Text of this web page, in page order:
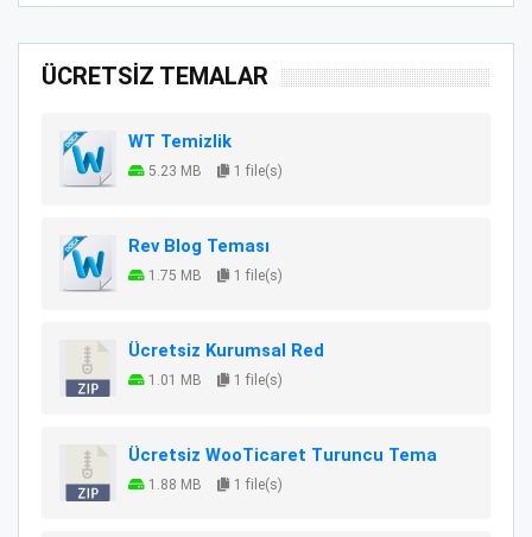
ÜCRETSİZ TEMALAR
WT Temizlik
5.23 MB 1 file(s)
Rev Blog Teması
1.75 MB 1 file(s)
Ücretsiz Kurumsal Red
1.01 MB 1 file(s)
Ücretsiz WooTicaret Turuncu Tema
1.88 MB 1 file(s)